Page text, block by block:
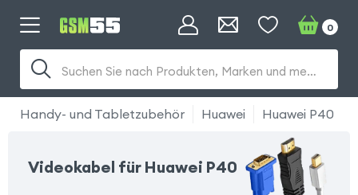
Suchen Sie nach Produkten, Marken und mehr...
0
Handy- und Tabletzubehör Huawei Huawei P40
Videokabel für Huawei P40